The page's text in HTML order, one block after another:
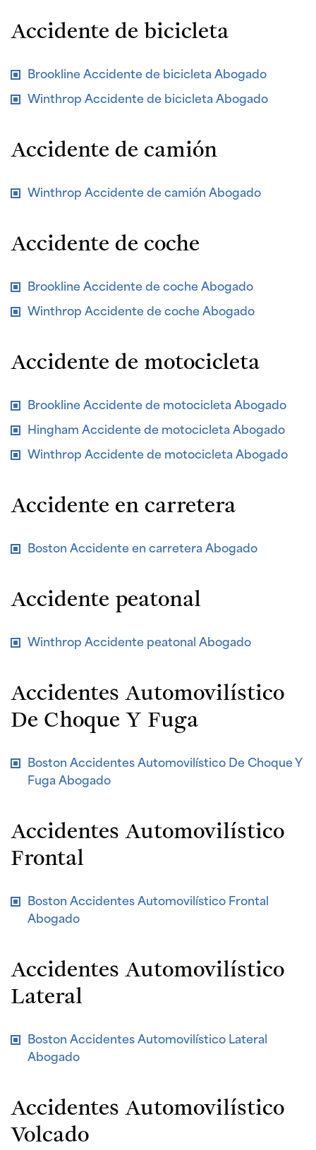
Accidente de bicicleta
Brookline Accidente de bicicleta Abogado
Winthrop Accidente de bicicleta Abogado
Accidente de camión
Winthrop Accidente de camión Abogado
Accidente de coche
Brookline Accidente de coche Abogado
Winthrop Accidente de coche Abogado
Accidente de motocicleta
Brookline Accidente de motocicleta Abogado
Hingham Accidente de motocicleta Abogado
Winthrop Accidente de motocicleta Abogado
Accidente en carretera
Boston Accidente en carretera Abogado
Accidente peatonal
Winthrop Accidente peatonal Abogado
Accidentes Automovilístico
De Choque Y Fuga
Boston Accidentes Automovilístico De Choque Y
Fuga Abogado
Accidentes Automovilístico
Frontal
Boston Accidentes Automovilístico Frontal
Abogado
Accidentes Automovilístico
Lateral
Boston Accidentes Automovilístico Lateral
Abogado
Accidentes Automovilístico
Volcado